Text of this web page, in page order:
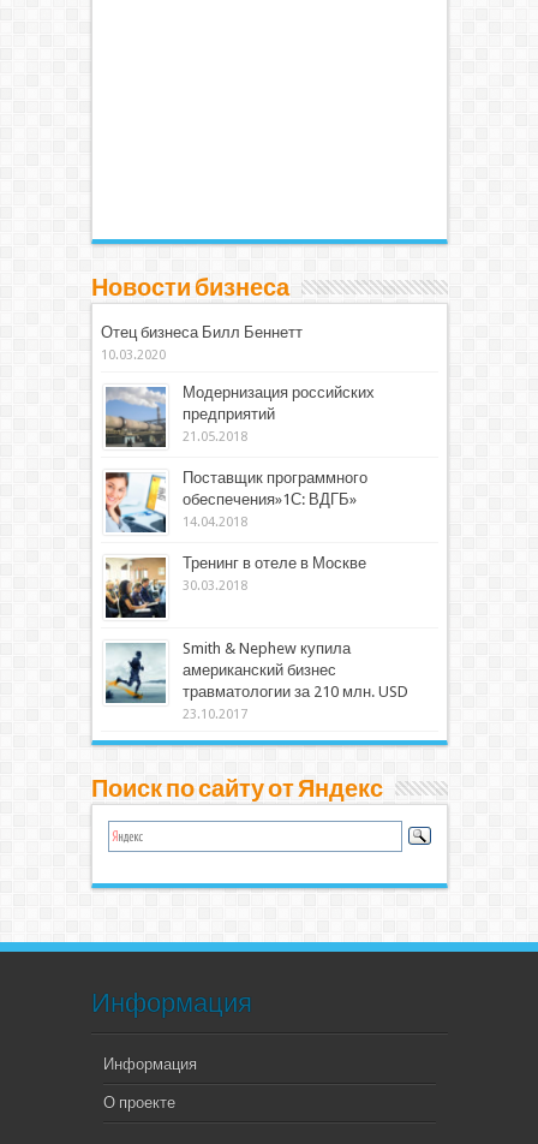
Новости бизнеса
Отец бизнеса Билл Беннетт
10.03.2020
Модернизация российских
предприятий
21.05.2018
Поставщик программного
обеспечения»1С: ВДГБ»
14.04.2018
Тренинг в отеле в Москве
30.03.2018
Smith & Nephew купила
американский бизнес
травматологии за 210 млн. USD
23.10.2017
Поиск по сайту от Яндекс
Информация
Информация
О проекте